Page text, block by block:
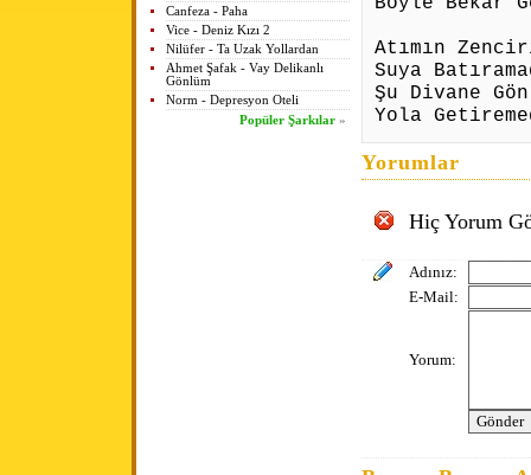
Canfeza - Paha
Vice - Deniz Kızı 2
Nilüfer - Ta Uzak Yollardan
Ahmet Şafak - Vay Delikanlı
Gönlüm
Norm - Depresyon Oteli
Popüler Şarkılar »
Atımın
Suya
Şu Divane
Yola
Yorumlar
Hiç Yorum
Adınız:
E-Mail:
Yorum: